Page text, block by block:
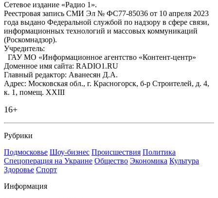
Сетевое издание «Радио 1».
Реестровая запись СМИ Эл № ФС77-85036 от 10 апреля 2023
года выдано Федеральной службой по надзору в сфере связи,
информационных технологий и массовых коммуникаций
(Роскомнадзор).
Учредитель:
ГАУ МО «Информационное агентство «Контент-центр»
Доменное имя сайта: RADIO1.RU
Главный редактор: Аванесян Д.А.
Адрес: Московская обл., г. Красногорск, б-р Строителей, д. 4,
к. 1, помещ. XXIII
16+
Рубрики
Подмосковье Шоу-бизнес Происшествия Политика
Спецоперация на Украине Общество Экономика Культура
Здоровье Спорт
Информация